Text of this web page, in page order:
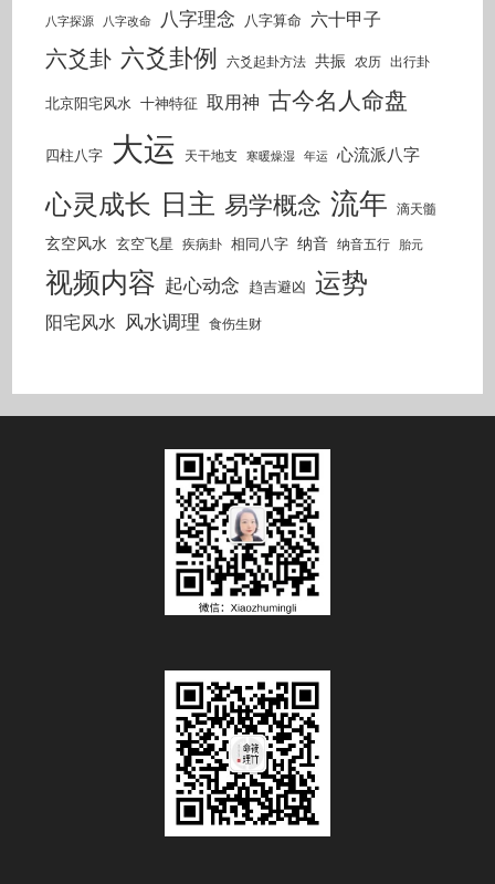
八字探源 八字改命 八字理念 八字算命 六十甲子
六爻卦 六爻卦例 六爻起卦方法 共振 农历 出行卦
北京阳宅风水 十神特征 取用神 古今名人命盘
四柱八字 大运 天干地支 寒暖燥湿 年运 心流派八字
心灵成长 日主 易学概念 流年 滴天髓
玄空风水 玄空飞星 疾病卦 相同八字 纳音 纳音五行 胎元
视频内容 起心动念 趋吉避凶 运势
阳宅风水 风水调理 食伤生财